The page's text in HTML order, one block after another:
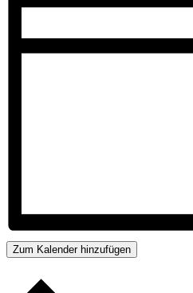
Zum Kalender hinzufügen